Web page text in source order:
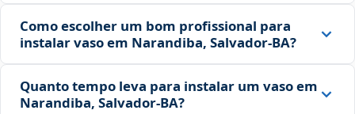
Como escolher um bom profissional para
instalar vaso em Narandiba, Salvador‑BA?
Quanto tempo leva para instalar um vaso em
Narandiba, Salvador‑BA?